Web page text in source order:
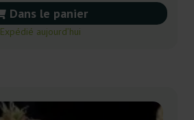
Dans le panier
Expédié aujourd’hui